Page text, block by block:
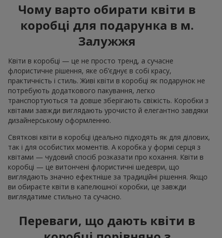
Чому варто обирати квіти в
коробці для подарунка в м.
Залужжя
Квіти в коробці — це не просто тренд, а сучасне
флористичне рішення, яке об’єднує в собі красу,
практичність і стиль. Живі квіти в коробці як подарунок не
потребують додаткового пакування, легко
транспортуються та довше зберігають свіжість. Коробки з
квітами завжди виглядають урочисто й елегантно завдяки
дизайнерському оформленню.
Святкові квіти в коробці ідеально підходять як для ділових,
так і для особистих моментів. А коробка у формі серця з
квітами — чудовий спосіб розказати про кохання. Квіти в
коробці — це витончені флористичні шедеври, що
виглядають значно ефектніше за традиційні рішення. Якщо
ви обираєте квіти в капелюшної коробки, це завжди
виглядатиме стильно та сучасно.
Переваги, що дають квіти в